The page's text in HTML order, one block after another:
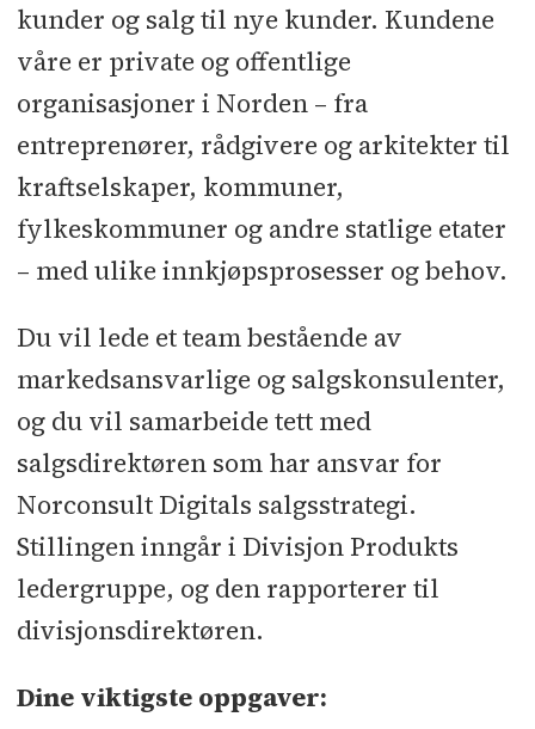
kunder og salg til nye kunder. Kundene
våre er private og offentlige
organisasjoner i Norden – fra
entreprenører, rådgivere og arkitekter til
kraftselskaper, kommuner,
fylkeskommuner og andre statlige etater
– med ulike innkjøpsprosesser og behov.
Du vil lede et team bestående av
markedsansvarlige og salgskonsulenter,
og du vil samarbeide tett med
salgsdirektøren som har ansvar for
Norconsult Digitals salgsstrategi.
Stillingen inngår i Divisjon Produkts
ledergruppe, og den rapporterer til
divisjonsdirektøren.
Dine viktigste oppgaver: